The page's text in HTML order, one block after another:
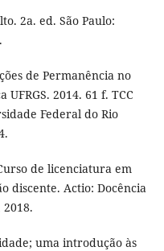
2a. ed. São Paulo:
de Permanência no
2014. 61 f. TCC
Federal do Rio
de licenciatura em
discente. Actio: Docência
2018.
uma introdução às